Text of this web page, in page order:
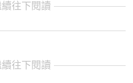
往下閱讀
往下閱讀